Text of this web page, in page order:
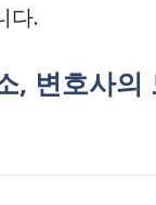
다.
, 변호사의